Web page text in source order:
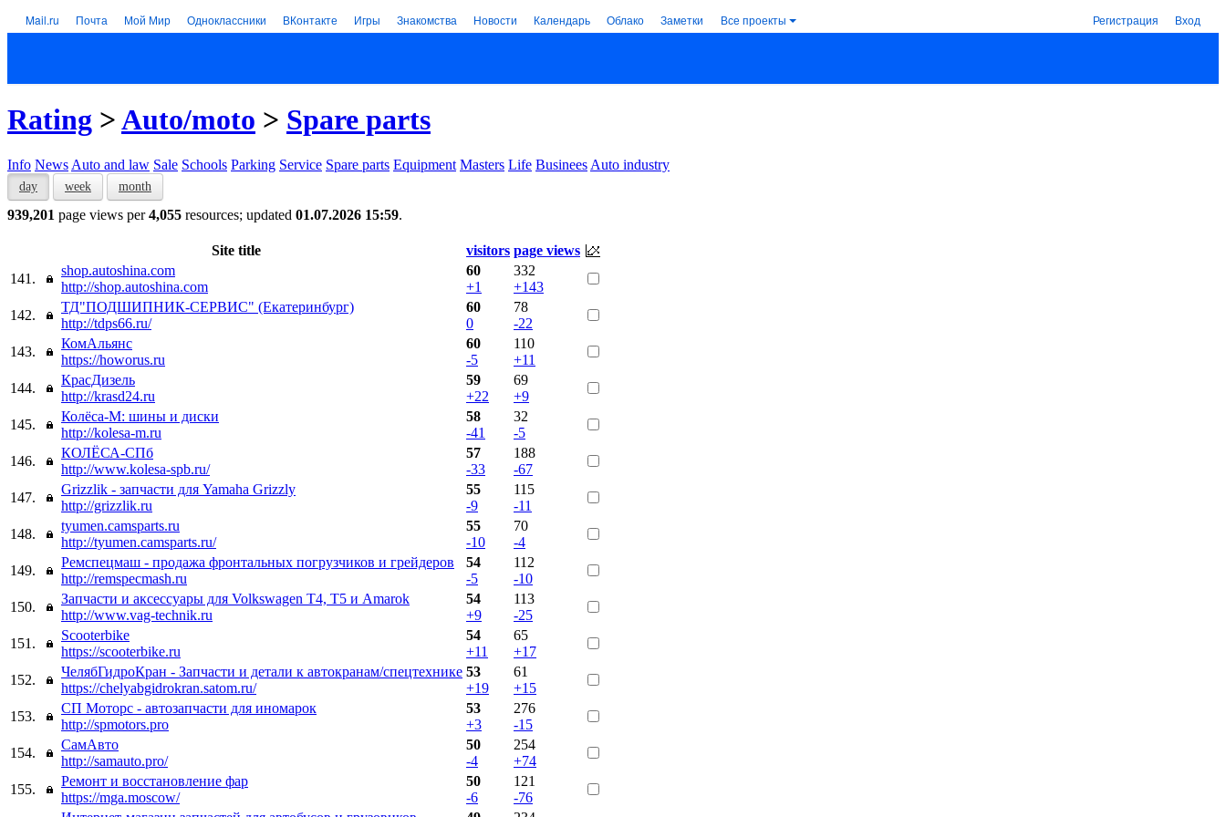
Mail.ru Почта Мой Мир Одноклассники ВКонтакте Игры Знакомства Новости Календарь Облако Заметки Все проекты Регистрация Вход
Rating >Auto/moto > Spare parts
Info News Auto and law Sale Schools Parking Service Spare parts Equipment Masters Life Businees Auto industry
day week month
939,201 page views per4,055 resources; updated 01.07.2026 15:59.
Site title visitors page views
141.
shop.autoshina.com
http://shop.autoshina.com
60
+1
332
+143
142.
ТД"ПОДШИПНИК-СЕРВИС" (Екатеринбург)
http://tdps66.ru/
60
0
78
-22
143.
КомАльянс
https://howorus.ru
60
-5
110
+11
144.
КрасДизель
http://krasd24.ru
59
+22
69
+9
145.
Колёса-М: шины и диски
http://kolesa-m.ru
58
-41
32
-5
146.
КОЛЁСА-СПб
http://www.kolesa-spb.ru/
57
-33
188
-67
147.
Grizzlik - запчасти для Yamaha Grizzly
http://grizzlik.ru
55
-9
115
-11
148.
tyumen.camsparts.ru
http://tyumen.camsparts.ru/
55
-10
70
-4
149.
Ремспецмаш - продажа фронтальных погрузчиков и грейдеров
http://remspecmash.ru
54
-5
112
-10
150.
Запчасти и аксессуары для Volkswagen T4, T5 и Amarok
http://www.vag-technik.ru
54
+9
113
-25
151.
Scooterbike
https://scooterbike.ru
54
+11
65
+17
152.
ЧелябГидроКран - Запчасти и детали к автокранам/спецтехнике
https://chelyabgidrokran.satom.ru/
53
+19
61
+15
153.
СП Моторс - автозапчасти для иномарок
http://spmotors.pro
53
+3
276
-15
154.
СамАвто
http://samauto.pro/
50
-4
254
+74
155.
Ремонт и восстановление фар
https://mga.moscow/
50
-6
121
-76